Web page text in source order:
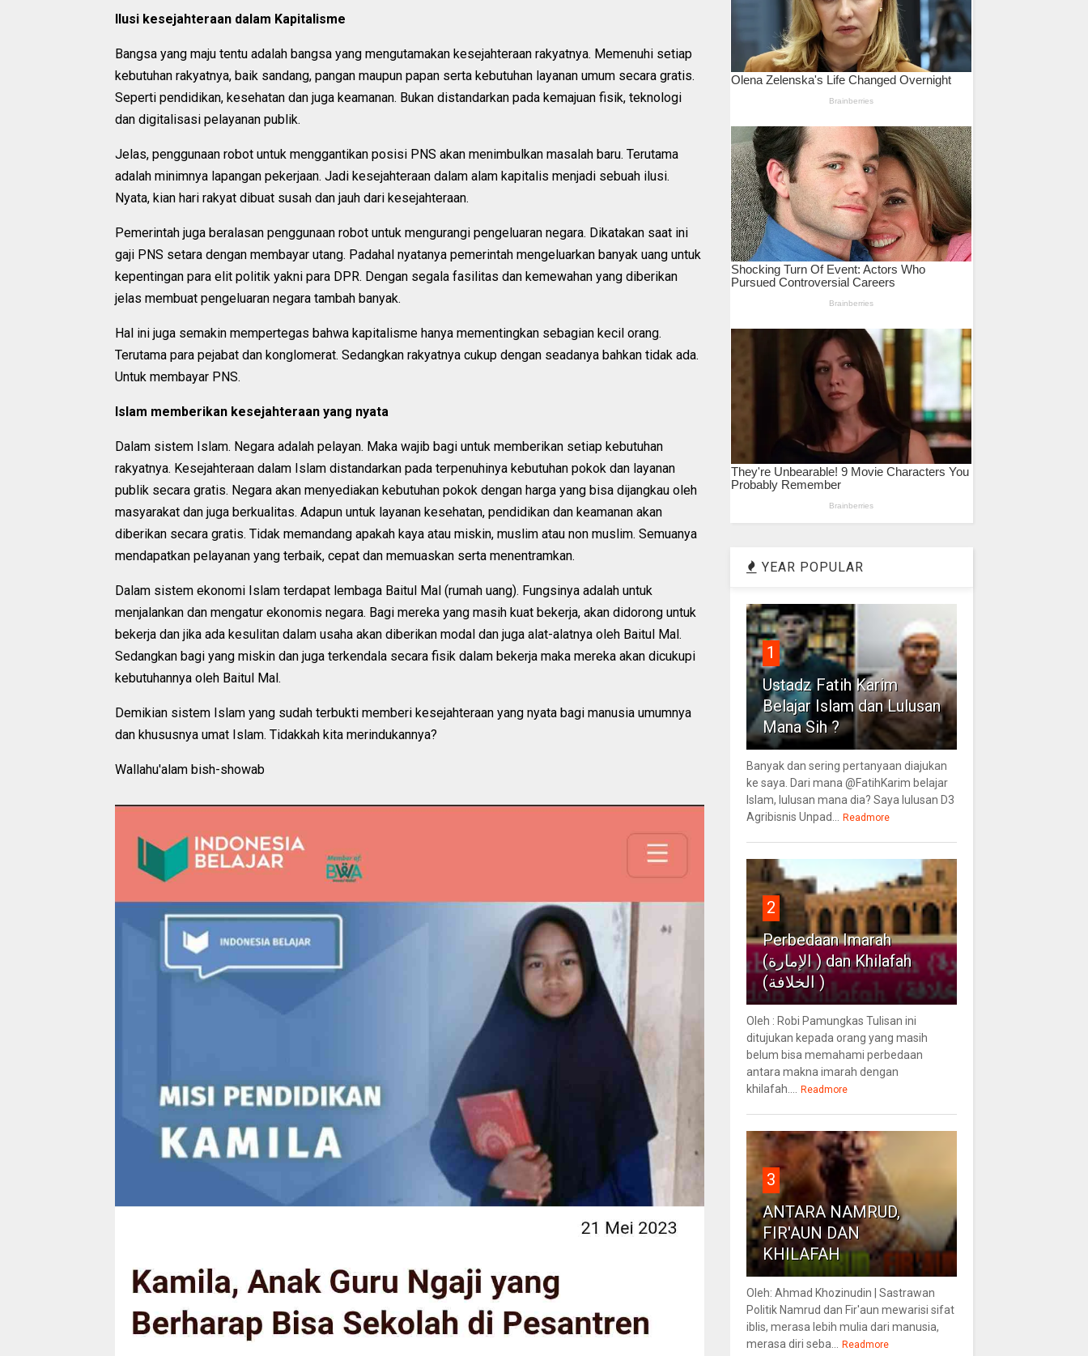
Ilusi kesejahteraan dalam Kapitalisme
Bangsa yang maju tentu adalah bangsa yang mengutamakan kesejahteraan rakyatnya. Memenuhi setiap
kebutuhan rakyatnya, baik sandang, pangan maupun papan serta kebutuhan layanan umum secara gratis.
Seperti pendidikan, kesehatan dan juga keamanan. Bukan distandarkan pada kemajuan fisik, teknologi
dan digitalisasi pelayanan publik.
Jelas, penggunaan robot untuk menggantikan posisi PNS akan menimbulkan masalah baru. Terutama
adalah minimnya lapangan pekerjaan. Jadi kesejahteraan dalam alam kapitalis menjadi sebuah ilusi.
Nyata, kian hari rakyat dibuat susah dan jauh dari kesejahteraan.
Pemerintah juga beralasan penggunaan robot untuk mengurangi pengeluaran negara. Dikatakan saat ini
gaji PNS setara dengan membayar utang. Padahal nyatanya pemerintah mengeluarkan banyak uang untuk
kepentingan para elit politik yakni para DPR. Dengan segala fasilitas dan kemewahan yang diberikan
jelas membuat pengeluaran negara tambah banyak.
Hal ini juga semakin mempertegas bahwa kapitalisme hanya mementingkan sebagian kecil orang.
Terutama para pejabat dan konglomerat. Sedangkan rakyatnya cukup dengan seadanya bahkan tidak ada.
Untuk membayar PNS.
Islam memberikan kesejahteraan yang nyata
Dalam sistem Islam. Negara adalah pelayan. Maka wajib bagi untuk memberikan setiap kebutuhan
rakyatnya. Kesejahteraan dalam Islam distandarkan pada terpenuhinya kebutuhan pokok dan layanan
publik secara gratis. Negara akan menyediakan kebutuhan pokok dengan harga yang bisa dijangkau oleh
masyarakat dan juga berkualitas. Adapun untuk layanan kesehatan, pendidikan dan keamanan akan
diberikan secara gratis. Tidak memandang apakah kaya atau miskin, muslim atau non muslim. Semuanya
mendapatkan pelayanan yang terbaik, cepat dan memuaskan serta menentramkan.
Dalam sistem ekonomi Islam terdapat lembaga Baitul Mal (rumah uang). Fungsinya adalah untuk
menjalankan dan mengatur ekonomis negara. Bagi mereka yang masih kuat bekerja, akan didorong untuk
bekerja dan jika ada kesulitan dalam usaha akan diberikan modal dan juga alat-alatnya oleh Baitul Mal.
Sedangkan bagi yang miskin dan juga terkendala secara fisik dalam bekerja maka mereka akan dicukupi
kebutuhannya oleh Baitul Mal.
Demikian sistem Islam yang sudah terbukti memberi kesejahteraan yang nyata bagi manusia umumnya
dan khususnya umat Islam. Tidakkah kita merindukannya?
Wallahu'alam bish-showab
YEAR POPULAR
1
Ustadz Fatih Karim
Belajar Islam dan Lulusan
Mana Sih ?
Banyak dan sering pertanyaan diajukan
ke saya. Dari mana @FatihKarim belajar
Islam, lulusan mana dia? Saya lulusan D3
Agribisnis Unpad...
Readmore
2
Perbedaan Imarah
(الإمارة ) dan Khilafah
(الخلافة )
Oleh : Robi Pamungkas Tulisan ini
ditujukan kepada orang yang masih
belum bisa memahami perbedaan
antara makna imarah dengan
khilafah....
Readmore
3
ANTARA NAMRUD,
FIR'AUN DAN
KHILAFAH
Oleh: Ahmad Khozinudin | Sastrawan
Politik Namrud dan Fir'aun mewarisi sifat
iblis, merasa lebih mulia dari manusia,
merasa diri seba...
Readmore